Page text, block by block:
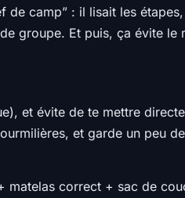
de camp” : il lisait les
groupe. Et puis, ça évite
et évite de te mettre
et garde un peu
matelas correct + sac de